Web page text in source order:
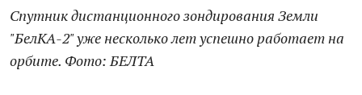
Спутник дистанционного зондирования Земли
"БелКА-2" уже несколько лет успешно работает на
орбите. Фото: БЕЛТА